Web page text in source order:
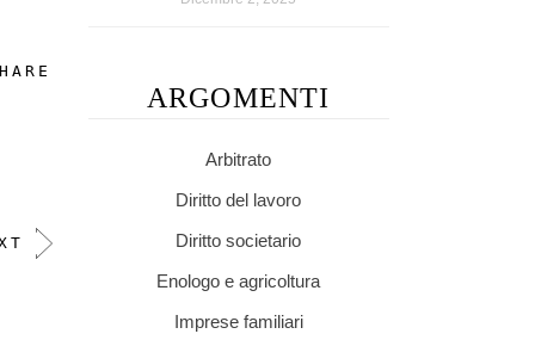
ARGOMENTI
Arbitrato
Diritto del lavoro
Diritto societario
Enologo e agricoltura
Imprese familiari